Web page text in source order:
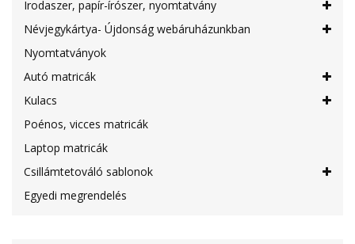
Irodaszer, papír-írószer, nyomtatvány
Névjegykártya- Újdonság webáruházunkban
Nyomtatványok
Autó matricák
Kulacs
Poénos, vicces matricák
Laptop matricák
Csillámtetováló sablonok
Egyedi megrendelés